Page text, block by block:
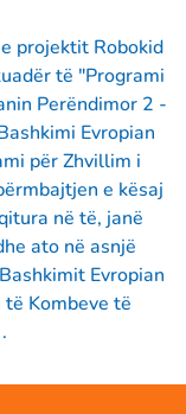
projektit Robokid
të "Programi
Perëndimor 2 -
Evropian
për Zhvillim i
e kësaj
në të, janë
ato në asnjë
Evropian
Kombeve të